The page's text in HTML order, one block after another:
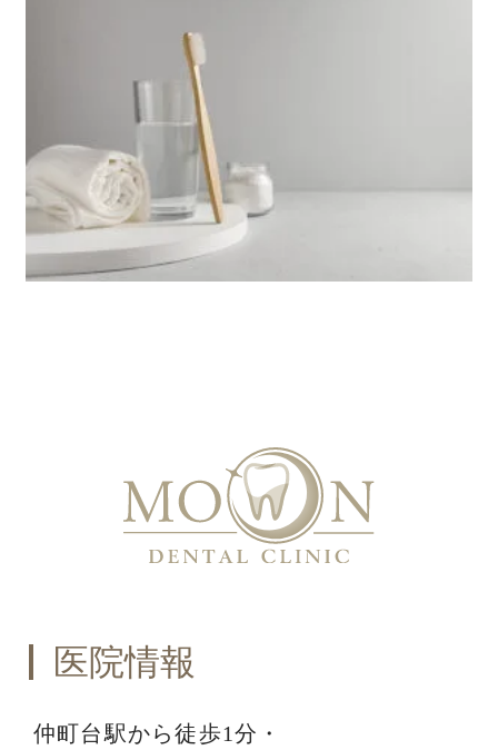
医院情報
仲町台駅から徒歩1分・